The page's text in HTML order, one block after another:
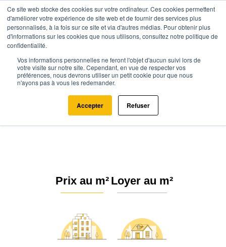
Ce site web stocke des cookies sur votre ordinateur. Ces cookies permettent
d'améliorer votre expérience de site web et de fournir des services plus
personnalisés, à la fois sur ce site et via d'autres médias. Pour obtenir plus
d'informations sur les cookies que nous utilisons, consultez notre politique de
confidentialité.
Vos informations personnelles ne feront l'objet d'aucun suivi lors de
votre visite sur notre site. Cependant, en vue de respecter vos
préférences, nous devrons utiliser un petit cookie pour que nous
n'ayons pas à vous les redemander.
Accepter Refuser
Agence.immo Prix immobilier Bourgogne-Franche-Comté
Saône-et-Loire Marcigny (71110)
Estimation immobilière à
Marcigny : Prix m² 2026
Prix au m² Loyer au m²